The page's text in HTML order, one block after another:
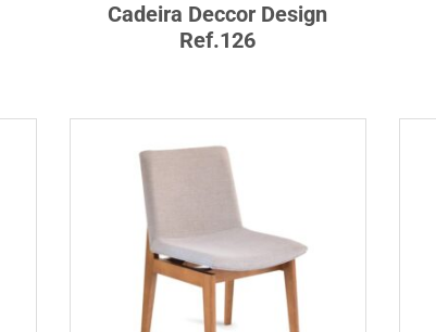
Cadeira Deccor Design
Ref.126